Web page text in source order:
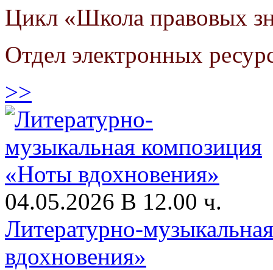
Цикл «Школа правовых
Отдел электронных
>>
04.05.2026 В 12.00 ч.
Литературно-
вдохновения»